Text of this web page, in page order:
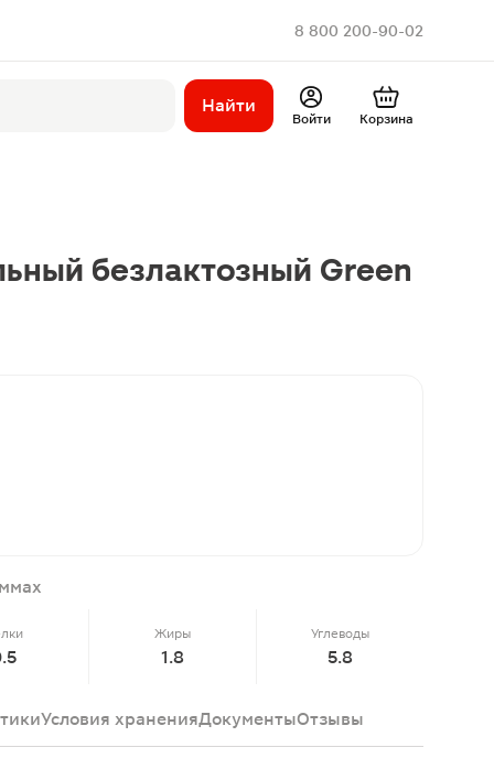
8 800 200-90-02
Найти
Войти Корзина
безлактозный Green
Жиры
1.8
Углеводы
5.8
Условия храненияДокументыОтзывы